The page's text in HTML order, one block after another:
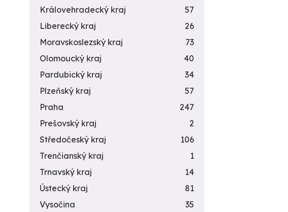
Královehradecký kraj
57
Liberecký kraj
26
Moravskoslezský kraj
73
Olomoucký kraj
40
Pardubický kraj
34
Plzeňský kraj
57
Praha
247
Prešovský kraj
2
Středočeský kraj
106
Trenčianský kraj
1
Trnavský kraj
14
Ústecký kraj
81
Vysočina
35